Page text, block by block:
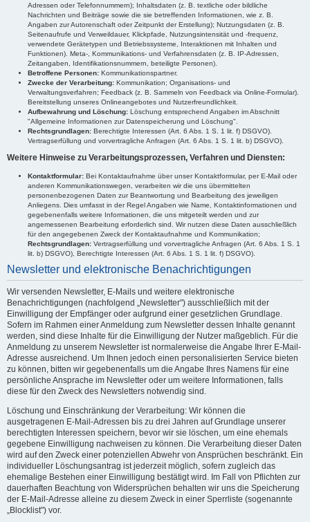
Adressen oder Telefonnummern); Inhaltsdaten (z. B. textliche oder bildliche
Nachrichten und Beiträge sowie die sie betreffenden Informationen, wie z. B.
Angaben zur Autorenschaft oder Zeitpunkt der Erstellung); Nutzungsdaten (z. B.
Seitenaufrufe und Verweildauer, Klickpfade, Nutzungsintensität und -frequenz,
verwendete Gerätetypen und Betriebssysteme, Interaktionen mit Inhalten und
Funktionen). Meta-, Kommunikations- und Verfahrensdaten (z. B. IP-Adressen,
Zeitangaben, Identifikationsnummern, beteiligte Personen).
Betroffene Personen: Kommunikationspartner.
Zwecke der Verarbeitung: Kommunikation; Organisations- und
Verwaltungsverfahren; Feedback (z. B. Sammeln von Feedback via Online-Formular).
Bereitstellung unseres Onlineangebotes und Nutzerfreundlichkeit.
Aufbewahrung und Löschung: Löschung entsprechend Angaben im Abschnitt
"Allgemeine Informationen zur Datenspeicherung und Löschung".
Rechtsgrundlagen: Berechtigte Interessen (Art. 6 Abs. 1 S. 1 lit. f) DSGVO).
Vertragserfüllung und vorvertragliche Anfragen (Art. 6 Abs. 1 S. 1 lit. b) DSGVO).
Weitere Hinweise zu Verarbeitungsprozessen, Verfahren und Diensten:
Kontaktformular: Bei Kontaktaufnahme über unser Kontaktformular, per E-Mail oder
anderen Kommunikationswegen, verarbeiten wir die uns übermittelten
personenbezogenen Daten zur Beantwortung und Bearbeitung des jeweiligen
Anliegens. Dies umfasst in der Regel Angaben wie Name, Kontaktinformationen und
gegebenenfalls weitere Informationen, die uns mitgeteilt werden und zur
angemessenen Bearbeitung erforderlich sind. Wir nutzen diese Daten ausschließlich
für den angegebenen Zweck der Kontaktaufnahme und Kommunikation;
Rechtsgrundlagen: Vertragserfüllung und vorvertragliche Anfragen (Art. 6 Abs. 1 S. 1
lit. b) DSGVO), Berechtigte Interessen (Art. 6 Abs. 1 S. 1 lit. f) DSGVO).
Newsletter und elektronische Benachrichtigungen
Wir versenden Newsletter, E-Mails und weitere elektronische
Benachrichtigungen (nachfolgend „Newsletter") ausschließlich mit der
Einwilligung der Empfänger oder aufgrund einer gesetzlichen Grundlage.
Sofern im Rahmen einer Anmeldung zum Newsletter dessen Inhalte genannt
werden, sind diese Inhalte für die Einwilligung der Nutzer maßgeblich. Für die
Anmeldung zu unserem Newsletter ist normalerweise die Angabe Ihrer E-Mail-
Adresse ausreichend. Um Ihnen jedoch einen personalisierten Service bieten
zu können, bitten wir gegebenenfalls um die Angabe Ihres Namens für eine
persönliche Ansprache im Newsletter oder um weitere Informationen, falls
diese für den Zweck des Newsletters notwendig sind.
Löschung und Einschränkung der Verarbeitung: Wir können die
ausgetragenen E-Mail-Adressen bis zu drei Jahren auf Grundlage unserer
berechtigten Interessen speichern, bevor wir sie löschen, um eine ehemals
gegebene Einwilligung nachweisen zu können. Die Verarbeitung dieser Daten
wird auf den Zweck einer potenziellen Abwehr von Ansprüchen beschränkt. Ein
individueller Löschungsantrag ist jederzeit möglich, sofern zugleich das
ehemalige Bestehen einer Einwilligung bestätigt wird. Im Fall von Pflichten zur
dauerhaften Beachtung von Widersprüchen behalten wir uns die Speicherung
der E-Mail-Adresse alleine zu diesem Zweck in einer Sperrliste (sogenannte
„Blocklist") vor.